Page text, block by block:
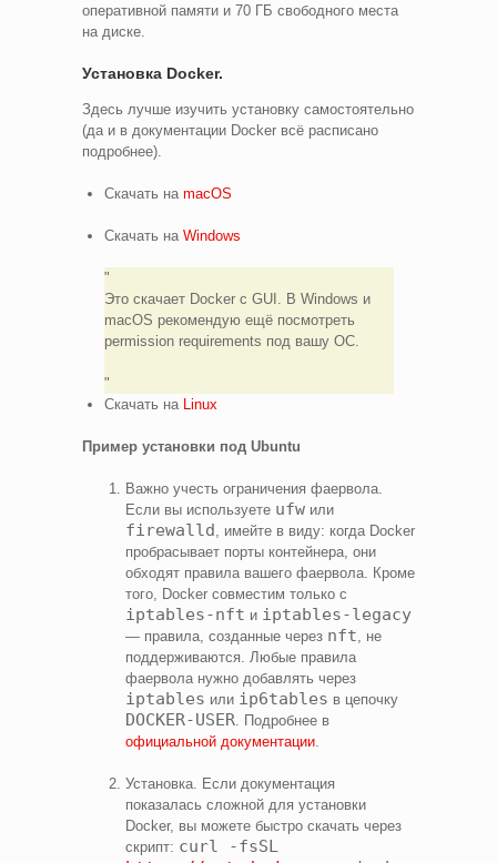
оперативной памяти и 70 ГБ свободного места
на диске.
Установка Docker.
Здесь лучше изучить установку самостоятельно
(да и в документации Docker всё расписано
подробнее).
Скачать на macOS
Скачать на Windows
Это скачает Docker с GUI. В Windows и
macOS рекомендую ещё посмотреть
permission requirements под вашу ОС.
Скачать на Linux
Пример установки под Ubuntu
Важно учесть ограничения фаервола.
Если вы используете ufw или
firewalld, имейте в виду: когда Docker
пробрасывает порты контейнера, они
обходят правила вашего фаервола. Кроме
того, Docker совместим только с
iptables-nft и iptables-legacy
— правила, созданные через nft, не
поддерживаются. Любые правила
фаервола нужно добавлять через
iptables или ip6tables в цепочку
DOCKER-USER. Подробнее в
официальной документации.
Установка. Если документация
показалась сложной для установки
Docker, вы можете быстро скачать через
скрипт: curl -fsSL